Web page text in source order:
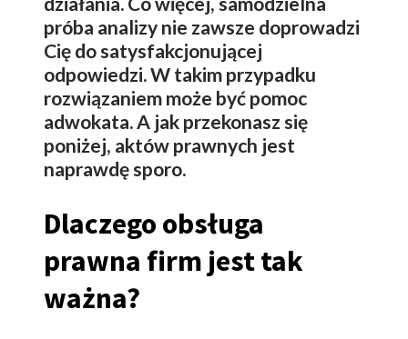
próba analizy nie zawsze doprowadzi
Cię do satysfakcjonującej
odpowiedzi. W takim przypadku
rozwiązaniem może być pomoc
adwokata. A jak przekonasz się
poniżej, aktów prawnych jest
naprawdę sporo.
Dlaczego obsługa
prawna firm jest tak
ważna?